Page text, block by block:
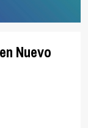
Nuevo